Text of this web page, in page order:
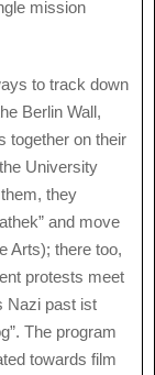
mission
to track down
Berlin Wall,
together on their
University
they
and move
Arts); there too,
protests meet
Nazi past ist
The program
towards film